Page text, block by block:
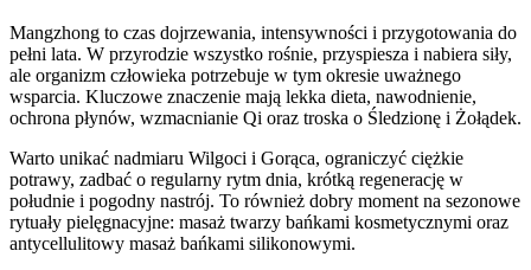
Mangzhong to czas dojrzewania, intensywności i przygotowania do
pełni lata. W przyrodzie wszystko rośnie, przyspiesza i nabiera siły,
ale organizm człowieka potrzebuje w tym okresie uważnego
wsparcia. Kluczowe znaczenie mają lekka dieta, nawodnienie,
ochrona płynów, wzmacnianie Qi oraz troska o Śledzionę i Żołądek.
Warto unikać nadmiaru Wilgoci i Gorąca, ograniczyć ciężkie
potrawy, zadbać o regularny rytm dnia, krótką regenerację w
południe i pogodny nastrój. To również dobry moment na sezonowe
rytuały pielęgnacyjne: masaż twarzy bańkami kosmetycznymi oraz
antycellulitowy masaż bańkami silikonowymi.